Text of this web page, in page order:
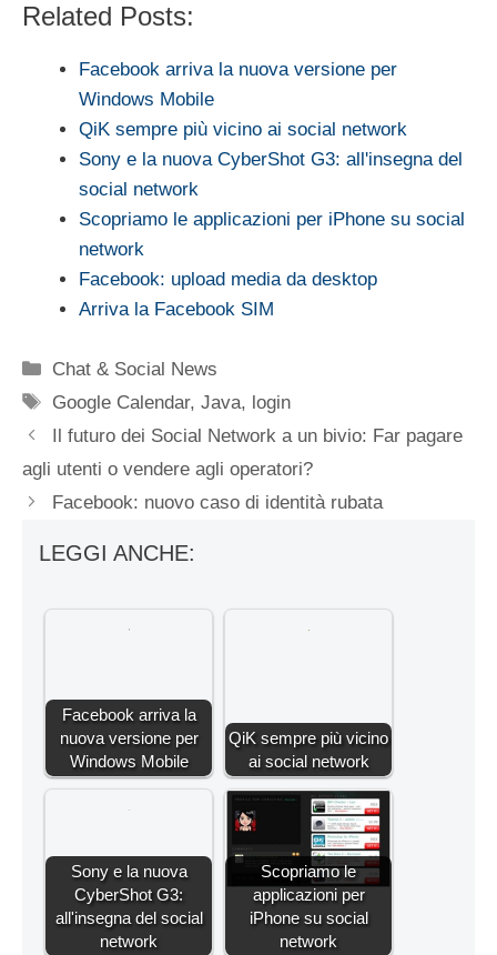
Related Posts:
Facebook arriva la nuova versione per
Windows Mobile
QiK sempre più vicino ai social network
Sony e la nuova CyberShot G3: all'insegna del
social network
Scopriamo le applicazioni per iPhone su social
network
Facebook: upload media da desktop
Arriva la Facebook SIM
Categorie
Chat & Social News
Tag
Google Calendar,Java, login
Il futuro dei Social Network a un bivio: Far pagare
agli utenti o vendere agli operatori?
Facebook: nuovo caso di identità rubata
LEGGI ANCHE:
Facebook arriva la
nuova versione per
Windows Mobile
QiK sempre più vicino
ai social network
Sony e la nuova
CyberShot G3:
all'insegna del social
network
Scopriamo le
applicazioni per
iPhone su social
network